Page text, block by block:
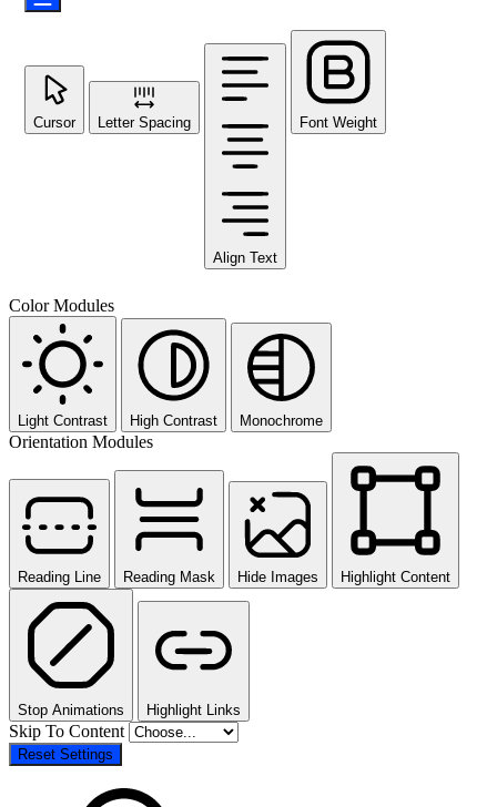
Cursor Letter Spacing
Align Text
Font Weight
Color Modules
Light Contrast High Contrast Monochrome
Orientation Modules
Reading Line Reading Mask Hide Images Highlight Content
Stop Animations Highlight Links
Skip To Content
Reset Settings